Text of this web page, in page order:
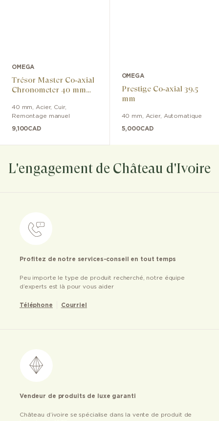
OMEGA
Trésor Master Co‑axial
Chronometer 40 mm
40 mm Acier, Cuir,
Remontage manuel
9,100CAD
OMEGA
Prestige Co‑axial 39,5
mm
40 mm Acier, Automatique
5,000CAD
L'engagement de Château d'Ivoire
Profitez de notre services-conseil en tout temps
Peu importe le type de produit recherché, notre équipe
d’experts est là pour vous aider
Téléphone Courriel
Vendeur de produits de luxe garanti
Château d’ivoire se spécialise dans la vente de produit de